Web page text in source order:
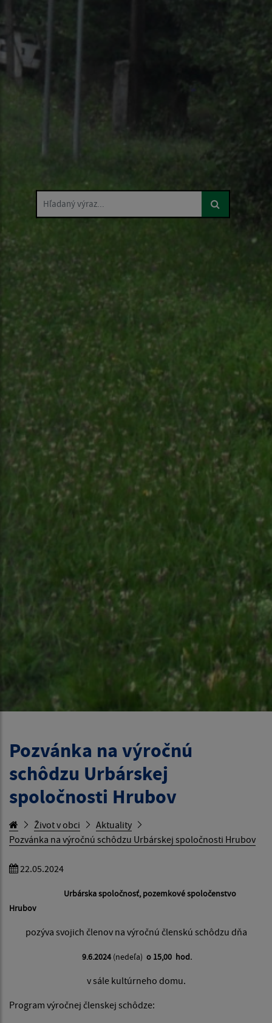
Hľadaný výraz...
Pozvánka na výročnú
schôdzu Urbárskej
spoločnosti Hrubov
Život v obci
Aktuality
Pozvánka na výročnú schôdzu Urbárskej spoločnosti Hrubov
22.05.2024
Urbárska spoločnosť, pozemkové spoločenstvo
Hrubov
pozýva svojich členov na výročnú členskú schôdzu dňa
9.6.2024 (nedeľa) o 15,00 hod.
v sále kultúrneho domu.
Program výročnej členskej schôdze: